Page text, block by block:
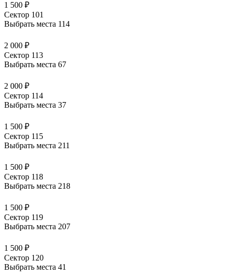
1 500 ₽
Сектор 101
Выбрать места 114
2 000 ₽
Сектор 113
Выбрать места 67
2 000 ₽
Сектор 114
Выбрать места 37
1 500 ₽
Сектор 115
Выбрать места 211
1 500 ₽
Сектор 118
Выбрать места 218
1 500 ₽
Сектор 119
Выбрать места 207
1 500 ₽
Сектор 120
Выбрать места 41